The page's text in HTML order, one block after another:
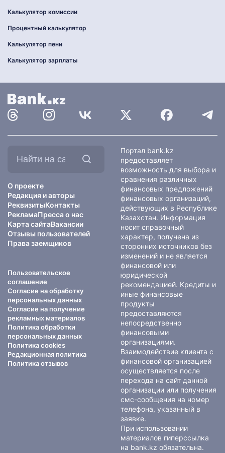
Калькулятор комиссии
Процентный калькулятор
Калькулятор пени
Калькулятор зарплаты
О проекте
Редакция и авторы
РеквизитыКонтакты
РекламаПресса о нас
Карта сайтаВакансии
Отзывы пользователей
Права заемщиков
Пользовательское
соглашение
Согласие на обработку
персональных данных
Согласие на получение
рекламных материалов
Политика обработки
персональных данных
Политика cookies
Редакционная политика
Политика отзывов
Портал bank.kz
предоставляет
возможность для выбора и
сравнения различных
финансовых предложений
финансовых организаций,
действующих в Республике
Казахстан. Информация
носит справочный
характер, получена из
сторонних источников без
изменений и не является
финансовой или
юридической
рекомендацией. Кредиты и
иные финансовые
продукты
предоставляются
непосредственно
финансовыми
организациями.
Взаимодействие клиента с
финансовой организацией
осуществляется после
перехода на сайт данной
организации или получения
смс-сообщения на номер
телефона, указанный в
заявке.
При использовании
материалов гиперссылка
на bank.kz обязательна.